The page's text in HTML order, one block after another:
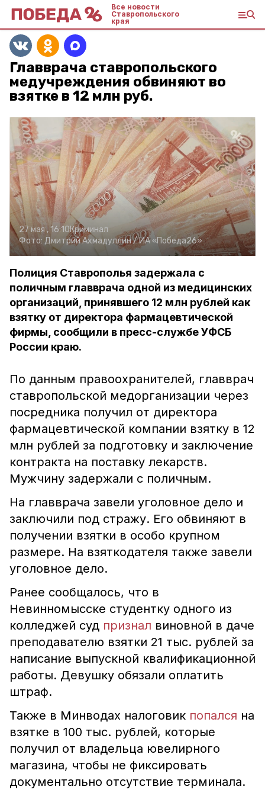
Все новости
Ставропольского
края
Главврача ставропольского
медучреждения обвиняют во
взятке в 12 млн руб.
27 мая , 16:10Криминал
Фото: Дмитрий Ахмадуллин /ИА «Победа26»
Полиция Ставрополья задержала с
поличным главврача одной из медицинских
организаций, принявшего 12 млн рублей как
взятку от директора фармацевтической
фирмы, сообщили в пресс-службе УФСБ
России краю.
По данным правоохранителей, главврач
ставропольской медорганизации через
посредника получил от директора
фармацевтической компании взятку в 12
млн рублей за подготовку и заключение
контракта на поставку лекарств.
Мужчину задержали с поличным.
На главврача завели уголовное дело и
заключили под стражу. Его обвиняют в
получении взятки в особо крупном
размере. На взяткодателя также завели
уголовное дело.
Ранее сообщалось, что в
Невинномысске студентку одного из
колледжей суд признал виновной в даче
преподавателю взятки 21 тыс. рублей за
написание выпускной квалификационной
работы. Девушку обязали оплатить
штраф.
Также в Минводах налоговик попался на
взятке в 100 тыс. рублей, которые
получил от владельца ювелирного
магазина, чтобы не фиксировать
документально отсутствие терминала.